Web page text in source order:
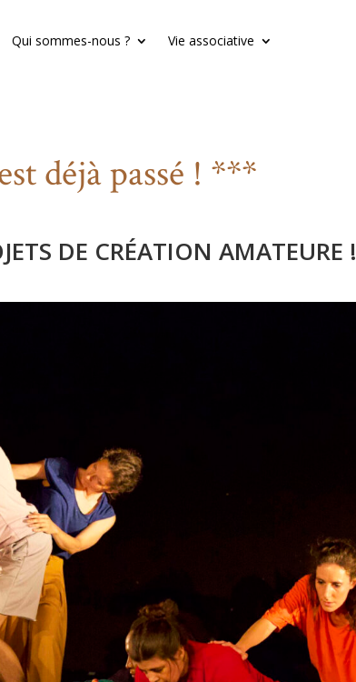
Qui sommes-nous ? Vie associative
déjà passé ! ***
DE CRÉATION AMATEURE !